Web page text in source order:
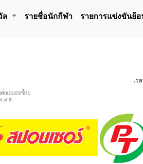
ล รายชื่อนักกีฬา รายการแข่งขันย้
เว